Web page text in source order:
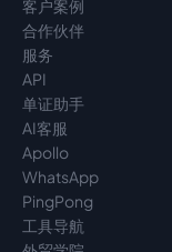
客户案例
合作伙伴
服务
API
单证助手
AI客服
Apollo
WhatsApp
PingPong
工具导航